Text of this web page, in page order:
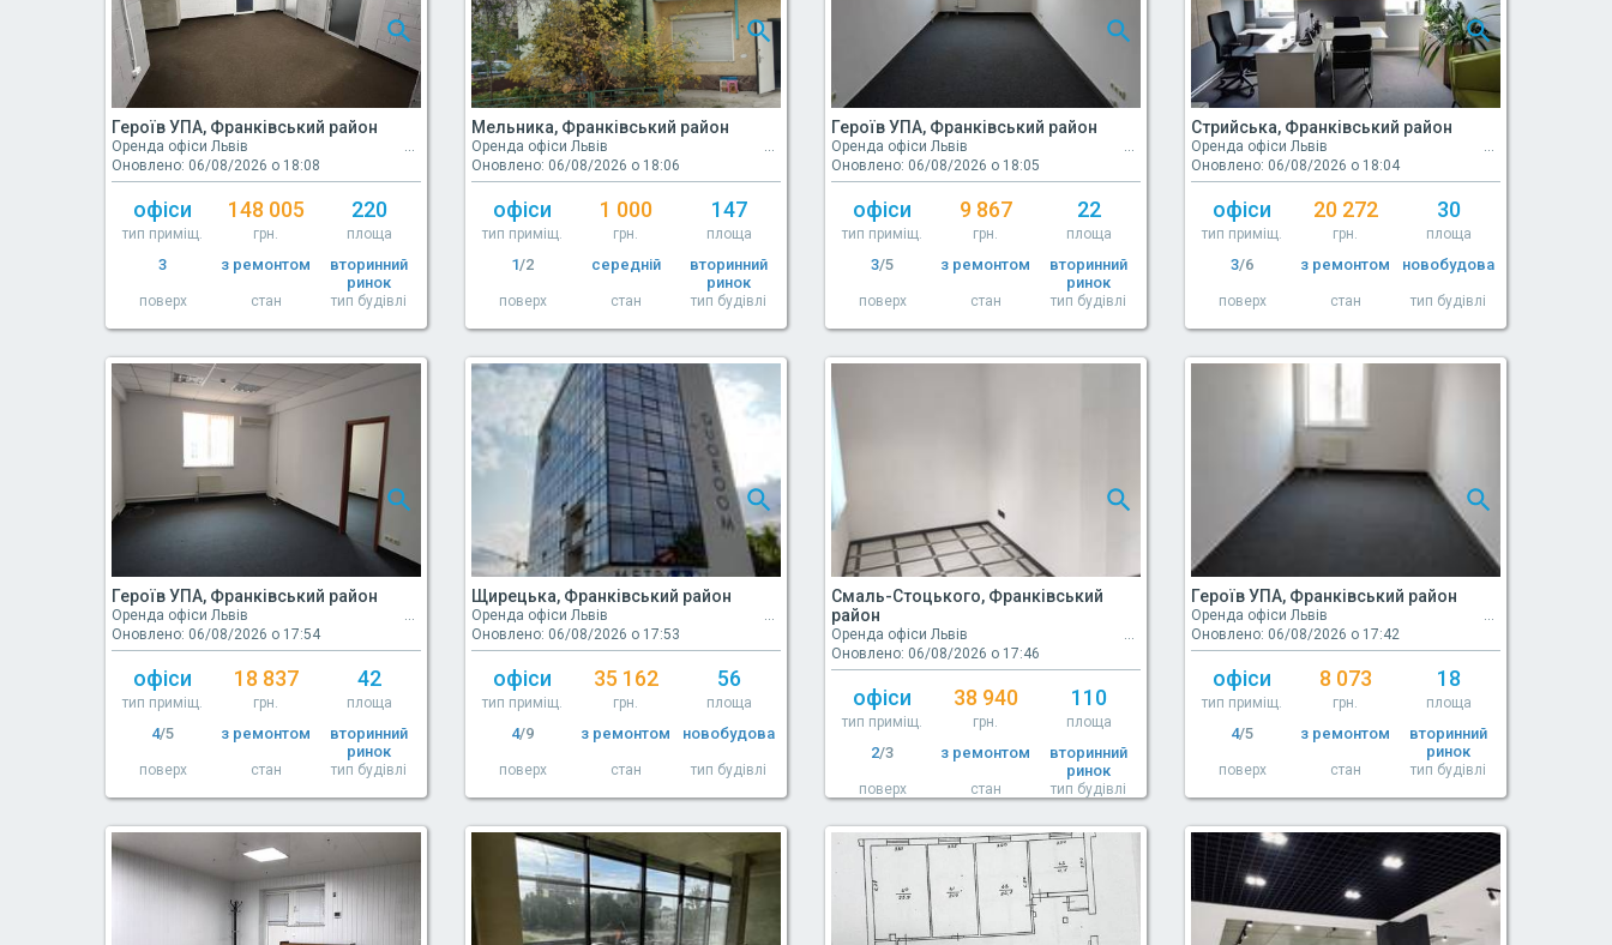
Героїв УПА, Франківський район
Оренда офіси Львів
Оновлено: 06/08/2026 о 18:08
офіси
тип приміщ.
148 005
грн.
220
площа
3
поверх
з ремонтом
стан
вторинний
ринок
тип будівлі
Мельника, Франківський район
Оренда офіси Львів
Оновлено: 06/08/2026 о 18:06
офіси
тип приміщ.
1 000
грн.
147
площа
1/2
поверх
середній
стан
вторинний
ринок
тип будівлі
Героїв УПА, Франківський район
Оренда офіси Львів
Оновлено: 06/08/2026 о 18:05
офіси
тип приміщ.
9 867
грн.
22
площа
3/5
поверх
з ремонтом
стан
вторинний
ринок
тип будівлі
Стрийська, Франківський район
Оренда офіси Львів
Оновлено: 06/08/2026 о 18:04
офіси
тип приміщ.
20 272
грн.
30
площа
3/6
поверх
з ремонтом
стан
новобудова
тип будівлі
Героїв УПА, Франківський район
Оренда офіси Львів
Оновлено: 06/08/2026 о 17:54
офіси
тип приміщ.
18 837
грн.
42
площа
4/5
поверх
з ремонтом
стан
вторинний
ринок
тип будівлі
Щирецька, Франківський район
Оренда офіси Львів
Оновлено: 06/08/2026 о 17:53
офіси
тип приміщ.
35 162
грн.
56
площа
4/9
поверх
з ремонтом
стан
новобудова
тип будівлі
Смаль-Стоцького, Франківський
район
Оренда офіси Львів
Оновлено: 06/08/2026 о 17:46
офіси
тип приміщ.
38 940
грн.
110
площа
2/3
поверх
з ремонтом
стан
вторинний
ринок
тип будівлі
Героїв УПА, Франківський район
Оренда офіси Львів
Оновлено: 06/08/2026 о 17:42
офіси
тип приміщ.
8 073
грн.
18
площа
4/5
поверх
з ремонтом
стан
вторинний
ринок
тип будівлі